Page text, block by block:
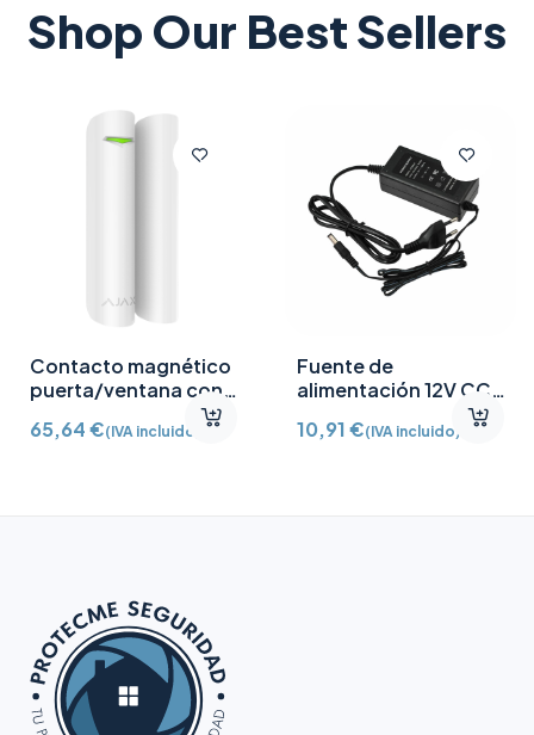
Shop Our Best Sellers
Contacto magnético
puerta/ventana con
Detector vibración e
inclinación AJ-
65,64€(IVA incluido)
Fuente de
alimentación 12V CC
10,91€(IVA incluido)